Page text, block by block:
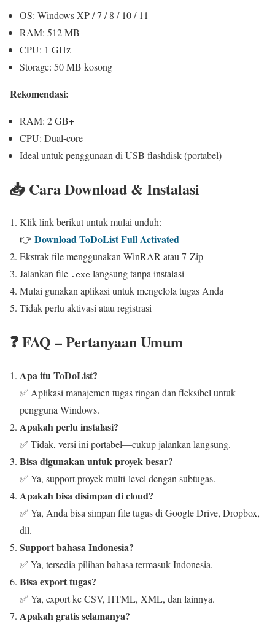
OS: Windows XP / 7 / 8 / 10 / 11
RAM: 512 MB
CPU: 1 GHz
Storage: 50 MB kosong
Rekomendasi:
RAM: 2 GB+
CPU: Dual-core
Ideal untuk penggunaan di USB flashdisk (portabel)
📥 Cara Download & Instalasi
Klik link berikut untuk mulai unduh:
👉 Download ToDoList Full Activated
Ekstrak file menggunakan WinRAR atau 7-Zip
Jalankan file .exe langsung tanpa instalasi
Mulai gunakan aplikasi untuk mengelola tugas Anda
Tidak perlu aktivasi atau registrasi
❓ FAQ – Pertanyaan Umum
Apa itu ToDoList?
✅ Aplikasi manajemen tugas ringan dan fleksibel untuk
pengguna Windows.
Apakah perlu instalasi?
✅ Tidak, versi ini portabel—cukup jalankan langsung.
Bisa digunakan untuk proyek besar?
✅ Ya, support proyek multi-level dengan subtugas.
Apakah bisa disimpan di cloud?
✅ Ya, Anda bisa simpan file tugas di Google Drive, Dropbox,
dll.
Support bahasa Indonesia?
✅ Ya, tersedia pilihan bahasa termasuk Indonesia.
Bisa export tugas?
✅ Ya, export ke CSV, HTML, XML, dan lainnya.
Apakah gratis selamanya?